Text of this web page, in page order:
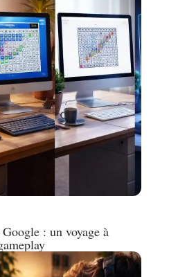
: un voyage à